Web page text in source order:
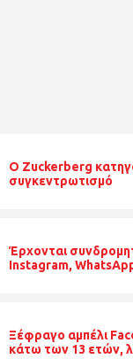
O Zuckerberg
συγκεντρωτισμό
Έρχονται
Instagram,
Ξέφραγο αμπέλι
κάτω των 13 ετών,